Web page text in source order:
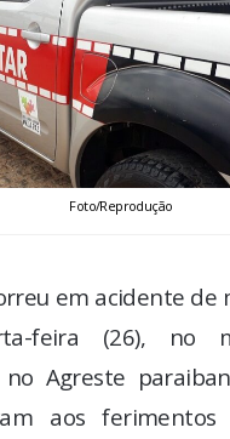
Foto/Reprodução
em acidente de
feira (26), no
no Agreste
aos